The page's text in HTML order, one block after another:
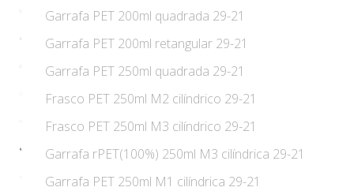
Garrafa PET 200ml quadrada 29-21
Garrafa PET 200ml retangular 29-21
Garrafa PET 250ml quadrada 29-21
Frasco PET 250ml M2 cilíndrico 29-21
Frasco PET 250ml M3 cilíndrico 29-21
Garrafa rPET(100%) 250ml M3 cilíndrica 29-21
Garrafa PET 250ml M1 cilíndrica 29-21